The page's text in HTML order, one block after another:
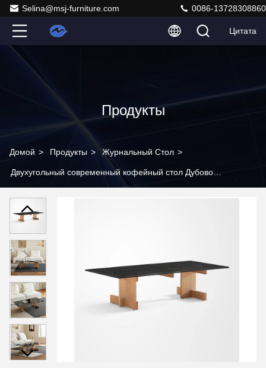
Selina@msj-furniture.com 0086-13728308860
Цитата
Продукты
Домой > Продукты > Журнальный Стол >
Двухугольный современный кофейный стол Дубовое